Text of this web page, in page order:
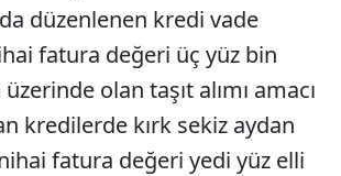
düzenlenen kredi vade
fatura değeri üç yüz bin
üzerinde olan taşıt alımı amacı
kredilerde kırk sekiz aydan
fatura değeri yedi yüz elli